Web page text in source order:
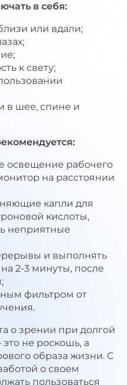
в себя:
или вдали;
к свету;
в шее, спине и
освещение рабочего
на расстоянии
капли для
кислоты,
неприятные
и выполнять
2-3 минуты, после
фильтром от
о зрении при долгой
не роскошь, а
образа жизни. С
о своем
пользоваться